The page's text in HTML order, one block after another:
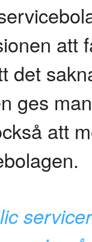
att
det
ges
att